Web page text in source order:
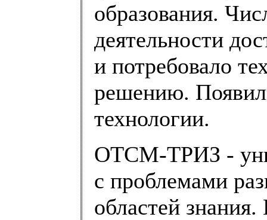
образования.
деятельности
и потребовало
решению.
технологии.
ОТСМ-ТРИЗ -
с проблемами
областей